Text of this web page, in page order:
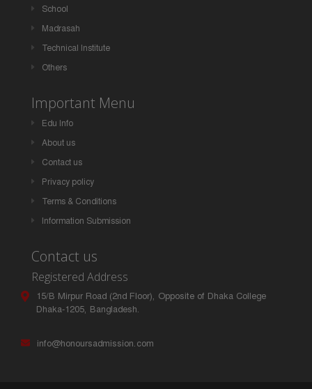
School
Madrasah
Technical Institute
Others
Important Menu
Edu Info
About us
Contact us
Privacy policy
Terms & Conditions
Information Submission
Contact us
Registered Address
15/B Mirpur Road (2nd Floor), Opposite of Dhaka College
Dhaka-1205, Bangladesh.
info@honoursadmission.com